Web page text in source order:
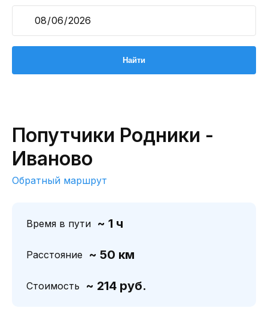
Попутчики Родники -
Иваново
Обратный маршрут
Время в пути ~ 1 ч
Расстояние ~ 50 км
Стоимость ~ 214 руб.